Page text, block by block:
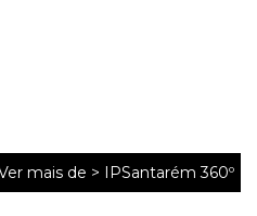
mais de > IPSantarém 360º